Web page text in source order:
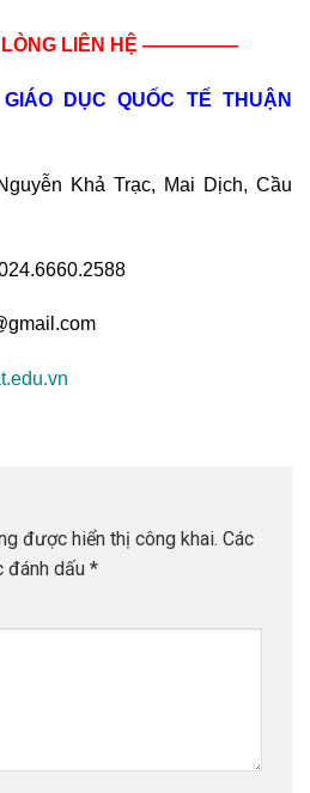
LIÊN HỆ —————
DỤC QUỐC TẾ THUẬN
Khả Trạc, Mai Dịch, Cầu
được hiển thị công khai. Các
đánh dấu *